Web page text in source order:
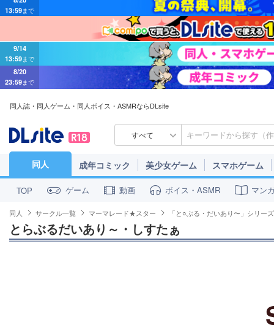
13:59まで
8/20
23:59まで
同人誌・同人ゲーム・同人ボイス・ASMRならDLsite
すべて
同人 成年コミック 美少女ゲーム スマホゲーム
TOP ゲーム 動画 ボイス・ASMR マン
同人 サークル一覧 マーマレード★スター 「と○ぶる・だいあり〜」シリーズ
とらぶるだいあり～・しすたぁ